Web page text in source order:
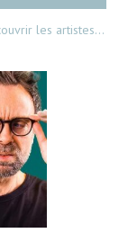
les artistes…